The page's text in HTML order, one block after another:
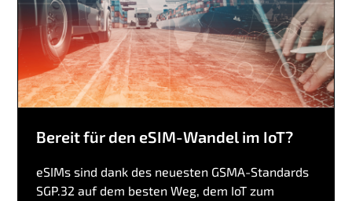
Bereit für den eSIM-Wandel im IoT?
eSIMs sind dank des neuesten GSMA-Standards
SGP.32 auf dem besten Weg, dem IoT zum